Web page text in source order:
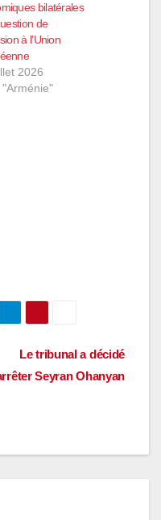
bilatérales
de
à l’Union
2026
"Arménie"
Le tribunal a décidé
Seyran Ohanyan